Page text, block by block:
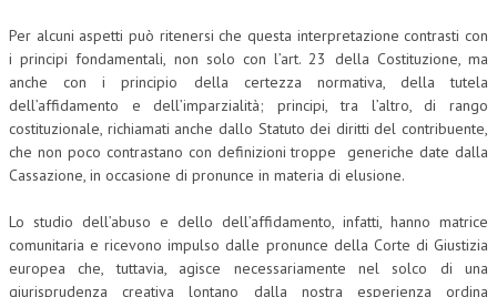
Per alcuni aspetti può ritenersi che questa interpretazione contrasti con
i principi fondamentali, non solo con l’art. 23 della Costituzione, ma
anche con i principio della certezza normativa, della tutela
dell’affidamento e dell’imparzialità; principi, tra l’altro, di rango
costituzionale, richiamati anche dallo Statuto dei diritti del contribuente,
che non poco contrastano con definizioni troppe generiche date dalla
Cassazione, in occasione di pronunce in materia di elusione.
Lo studio dell’abuso e dello dell’affidamento, infatti, hanno matrice
comunitaria e ricevono impulso dalle pronunce della Corte di Giustizia
europea che, tuttavia, agisce necessariamente nel solco di una
giurisprudenza creativa lontano dalla nostra esperienza ordina